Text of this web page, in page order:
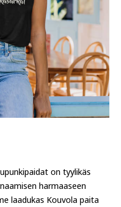
on tyylikäs
harmaaseen
laadukas Kouvola paita